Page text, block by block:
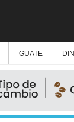
GUATE